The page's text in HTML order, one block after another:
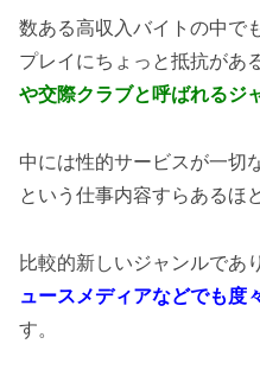
数ある高収入バイトの中で
プレイにちょっと抵抗があ
や交際クラブと呼ばれるジ
中には性的サービスが一切
という仕事内容すらあるほ
比較的新しいジャンルであり
ュースメディアなどでも度
す。